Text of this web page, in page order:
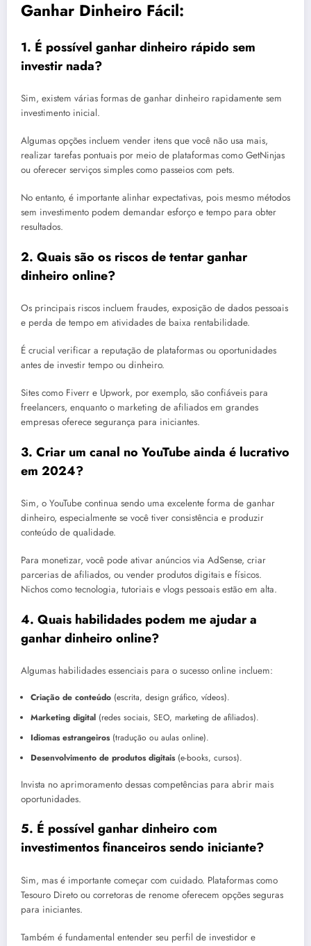
Ganhar Dinheiro Fácil:
1. É possível ganhar dinheiro rápido sem
investir nada?
Sim, existem várias formas de ganhar dinheiro rapidamente sem
investimento inicial.
Algumas opções incluem vender itens que você não usa mais,
realizar tarefas pontuais por meio de plataformas como GetNinjas
ou oferecer serviços simples como passeios com pets.
No entanto, é importante alinhar expectativas, pois mesmo métodos
sem investimento podem demandar esforço e tempo para obter
resultados.
2. Quais são os riscos de tentar ganhar
dinheiro online?
Os principais riscos incluem fraudes, exposição de dados pessoais
e perda de tempo em atividades de baixa rentabilidade.
É crucial verificar a reputação de plataformas ou oportunidades
antes de investir tempo ou dinheiro.
Sites como Fiverr e Upwork, por exemplo, são confiáveis para
freelancers, enquanto o marketing de afiliados em grandes
empresas oferece segurança para iniciantes.
3. Criar um canal no YouTube ainda é lucrativo
em 2024?
Sim, o YouTube continua sendo uma excelente forma de ganhar
dinheiro, especialmente se você tiver consistência e produzir
conteúdo de qualidade.
Para monetizar, você pode ativar anúncios via AdSense, criar
parcerias de afiliados, ou vender produtos digitais e físicos.
Nichos como tecnologia, tutoriais e vlogs pessoais estão em alta.
4. Quais habilidades podem me ajudar a
ganhar dinheiro online?
Algumas habilidades essenciais para o sucesso online incluem:
Criação de conteúdo(escrita, design gráfico, vídeos).
Marketing digital(redes sociais, SEO, marketing de afiliados).
Idiomas estrangeiros(tradução ou aulas online).
Desenvolvimento de produtos digitais(e-books, cursos).
Invista no aprimoramento dessas competências para abrir mais
oportunidades.
5. É possível ganhar dinheiro com
investimentos financeiros sendo iniciante?
Sim, mas é importante começar com cuidado. Plataformas como
Tesouro Direto ou corretoras de renome oferecem opções seguras
para iniciantes.
Também é fundamental entender seu perfil de investidor e